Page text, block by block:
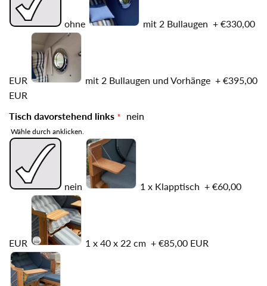
ohne mit 2 Bullaugen + €330,00
EUR mit 2 Bullaugen und Vorhänge + €395,00
EUR
Tisch davorstehend links
nein
Wähle durch anklicken.
nein 1 x Klapptisch + €60,00
EUR 1 x 40 x 22 cm + €85,00 EUR